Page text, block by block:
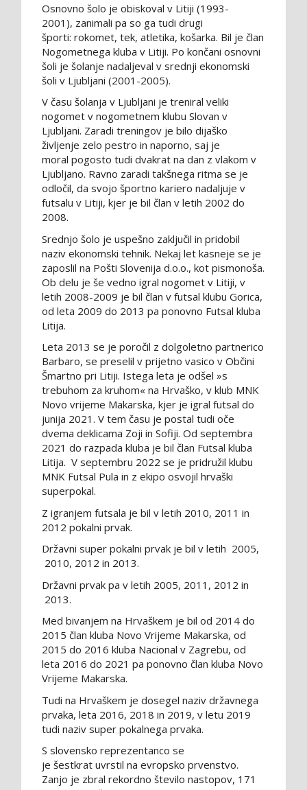
Osnovno šolo je obiskoval v Litiji (1993-
2001), zanimali pa so ga tudi drugi
športi: rokomet, tek, atletika, košarka. Bil je član
Nogometnega kluba v Litiji. Po končani osnovni
šoli je šolanje nadaljeval v srednji ekonomski
šoli v Ljubljani (2001-2005).
V času šolanja v Ljubljani je treniral veliki
nogomet v nogometnem klubu Slovan v
Ljubljani. Zaradi treningov je bilo dijaško
življenje zelo pestro in naporno, saj je
moral pogosto tudi dvakrat na dan z vlakom v
Ljubljano. Ravno zaradi takšnega ritma se je
odločil, da svojo športno kariero nadaljuje v
futsalu v Litiji, kjer je bil član v letih 2002 do
2008.
Srednjo šolo je uspešno zaključil in pridobil
naziv ekonomski tehnik. Nekaj let kasneje se je
zaposlil na Pošti Slovenija d.o.o., kot pismonoša.
Ob delu je še vedno igral nogomet v Litiji, v
letih 2008-2009 je bil član v futsal klubu Gorica,
od leta 2009 do 2013 pa ponovno Futsal kluba
Litija.
Leta 2013 se je poročil z dolgoletno partnerico
Barbaro, se preselil v prijetno vasico v Občini
Šmartno pri Litiji. Istega leta je odšel »s
trebuhom za kruhom« na Hrvaško, v klub MNK
Novo vrijeme Makarska, kjer je igral futsal do
junija 2021. V tem času je postal tudi oče
dvema deklicama Zoji in Sofiji. Od septembra
2021 do razpada kluba je bil član Futsal kluba
Litija. V septembru 2022 se je pridružil klubu
MNK Futsal Pula in z ekipo osvojil hrvaški
superpokal.
Z igranjem futsala je bil v letih 2010, 2011 in
2012 pokalni prvak.
Državni super pokalni prvak je bil v letih 2005,
2010, 2012 in 2013.
Državni prvak pa v letih 2005, 2011, 2012 in
2013.
Med bivanjem na Hrvaškem je bil od 2014 do
2015 član kluba Novo Vrijeme Makarska, od
2015 do 2016 kluba Nacional v Zagrebu, od
leta 2016 do 2021 pa ponovno član kluba Novo
Vrijeme Makarska.
Tudi na Hrvaškem je dosegel naziv državnega
prvaka, leta 2016, 2018 in 2019, v letu 2019
tudi naziv super pokalnega prvaka.
S slovensko reprezentanco se
je šestkrat uvrstil na evropsko prvenstvo.
Zanjo je zbral rekordno število nastopov, 171